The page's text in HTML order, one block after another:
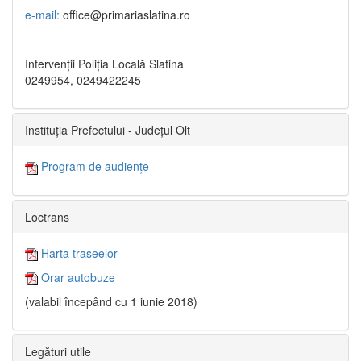
e-mail: office@primariaslatina.ro
Intervenții Poliția Locală Slatina
0249954, 0249422245
Instituția Prefectului - Județul Olt
Program de audiențe
Loctrans
Harta traseelor
Orar autobuze
(valabil începând cu 1 iunie 2018)
Legături utile